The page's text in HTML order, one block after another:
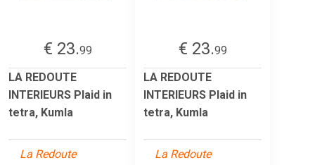
€ 23.99
LA REDOUTE
INTERIEURS Plaid in
tetra, Kumla
La Redoute
€ 23.99
LA REDOUTE
INTERIEURS Plaid in
tetra, Kumla
La Redoute